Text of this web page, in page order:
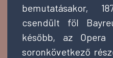
bemutatásakor,
csendült föl
később, az Opera
soronkövetkező